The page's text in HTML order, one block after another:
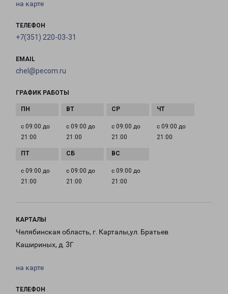
на карте
ТЕЛЕФОН
+7(351) 220-03-31
EMAIL
chel@pecom.ru
ГРАФИК РАБОТЫ
с 09:00 до
21:00
с 09:00 до
21:00
с 09:00 до
21:00
с 09:00 до
21:00
с 09:00 до
21:00
с 09:00 до
21:00
с 09:00 до
21:00
КАРТАЛЫ
Челябинская область, г. Карталы,ул. Братьев
Кашириных, д. 3Г
на карте
ТЕЛЕФОН